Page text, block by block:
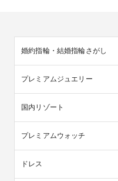
婚約指輪・結婚指輪さがし
プレミアムジュエリー
国内リゾート
プレミアムウォッチ
ドレス